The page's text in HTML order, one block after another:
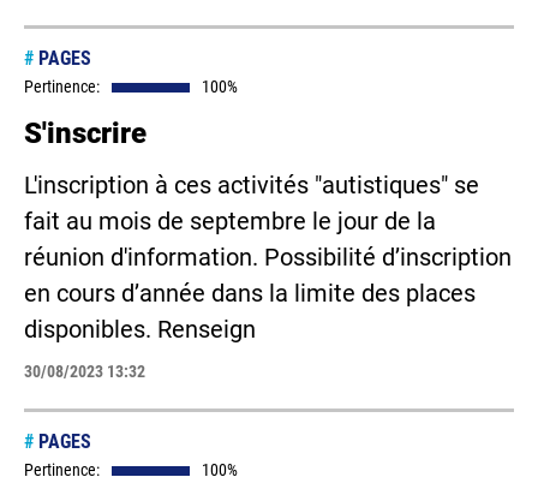
# PAGES
Pertinence: 100%
S'inscrire
L'inscription à ces activités "autistiques" se
fait au mois de septembre le jour de la
réunion d'information. Possibilité d’inscription
en cours d’année dans la limite des places
disponibles. Renseign
30/08/2023 13:32
# PAGES
Pertinence: 100%